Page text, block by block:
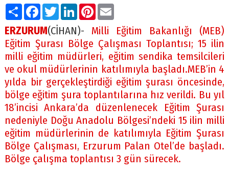
PaylaşFacebook
TwitterLinkedIn
Pinterest
Email
ERZURUM(CİHAN)- Milli Eğitim Bakanlığı (MEB)
Eğitim Şurası Bölge Çalışması Toplantısı; 15 ilin
milli eğitim müdürleri, eğitim sendika temsilcileri
ve okul müdürlerinin katılımıyla başladı.MEB’in 4
yılda bir gerçekleştirdiği eğitim şurası öncesinde,
bölge eğitim şura toplantılarına hız verildi. Bu yıl
18’incisi Ankara’da düzenlenecek Eğitim Şurası
nedeniyle Doğu Anadolu Bölgesi’ndeki 15 ilin milli
eğitim müdürlerinin de katılımıyla Eğitim Şurası
Bölge Çalışması, Erzurum Palan Otel’de başladı.
Bölge çalışma toplantısı 3 gün sürecek.